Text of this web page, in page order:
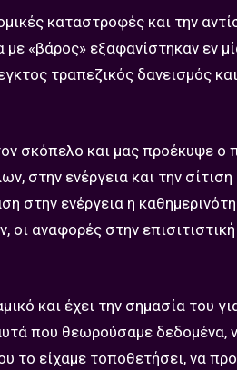
καταστροφές και την
«βάρος» εξαφανίστηκαν εν
τραπεζικός δανεισμός
σκόπελο και μας προέκυψε ο
στην ενέργεια και την
στην ενέργεια η
οι αναφορές στην
και έχει την σημασία του
που θεωρούσαμε δεδομένα,
το είχαμε τοποθετήσει, να